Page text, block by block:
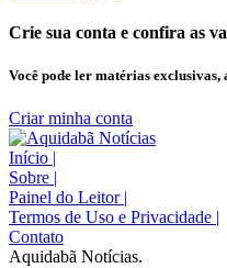
Crie sua conta e confira as
Você pode ler matérias
Criar minha conta
Início |
Sobre |
Painel do Leitor |
Termos de Uso e Privacidade |
Contato
Aquidabã Notícias.